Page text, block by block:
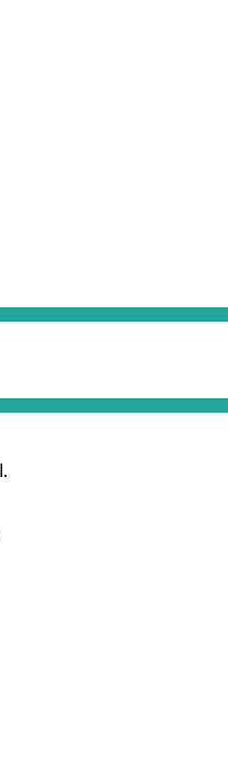
امام جمعه شهرستان ساوجبلاغ اظهارداشت : اربعین امسال سراسر حماسه خونخواهی و مرگ بر آمریکا و اسرائیل بود.